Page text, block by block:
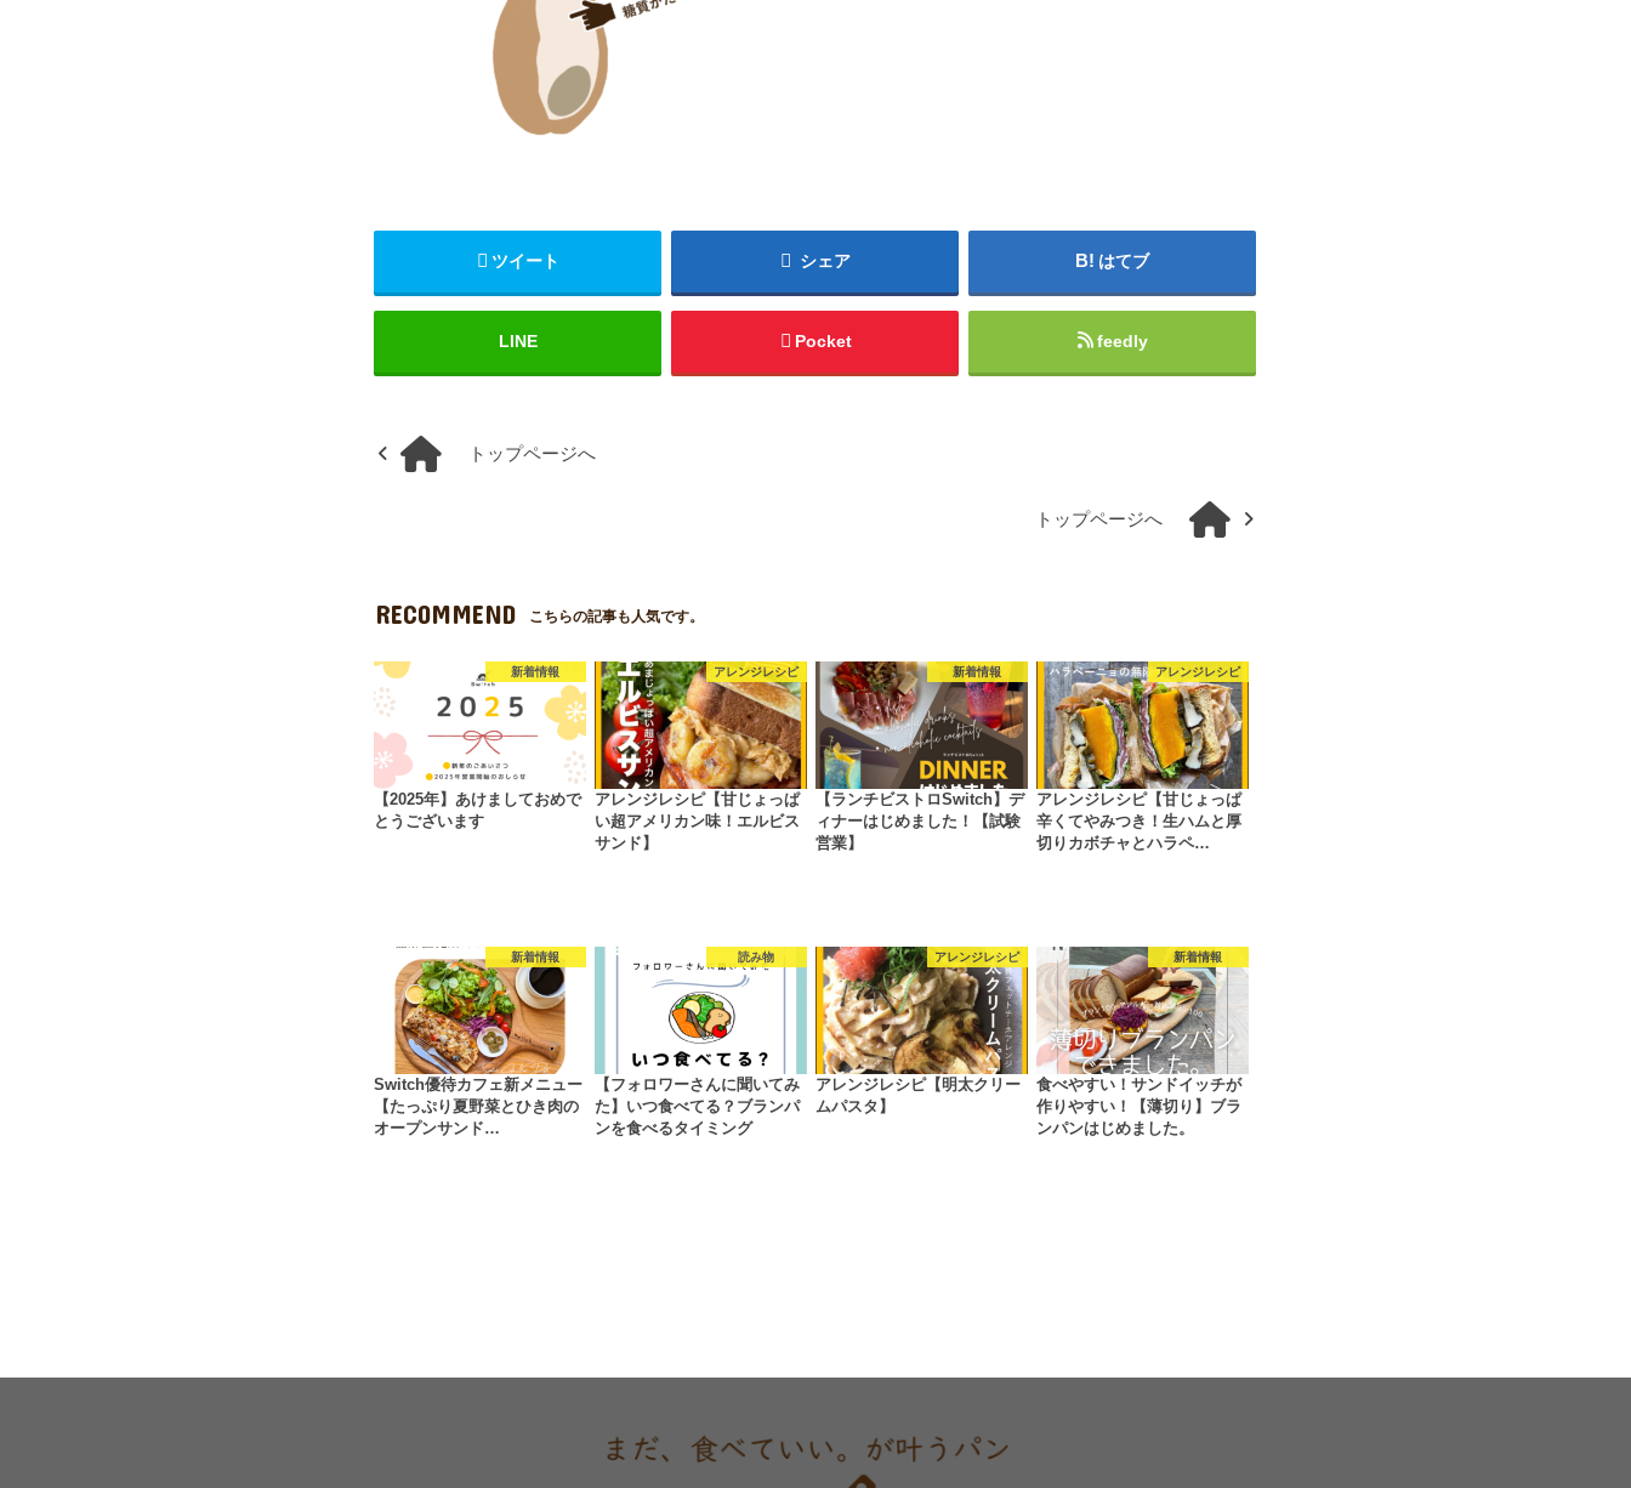
ツイート シェア はてブ
LINE Pocket feedly
トップページへ
トップページへ
RECOMMEND こちらの記事も人気です。
新着情報
【2025年】あけましておめで
とうございます
アレンジレシピ
アレンジレシピ【甘じょっぱ
い超アメリカン味！エルビス
サンド】
新着情報
【ランチビストロSwitch】デ
ィナーはじめました！【試験
営業】
アレンジレシピ
アレンジレシピ【甘じょっぱ
辛くてやみつき！生ハムと厚
切りカボチャとハラペ…
新着情報
Switch優待カフェ新メニュー
【たっぷり夏野菜とひき肉の
オープンサンド…
読み物
【フォロワーさんに聞いてみ
た】いつ食べてる？ブランパ
ンを食べるタイミング
アレンジレシピ
アレンジレシピ【明太クリー
ムパスタ】
新着情報
食べやすい！サンドイッチが
作りやすい！【薄切り】ブラ
ンパンはじめました。